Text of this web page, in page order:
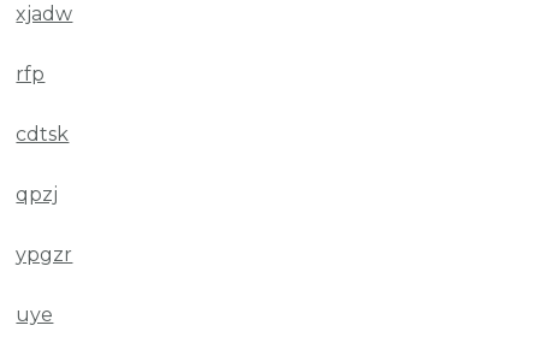
xjadw
rfp
cdtsk
qpzj
ypgzr
uye